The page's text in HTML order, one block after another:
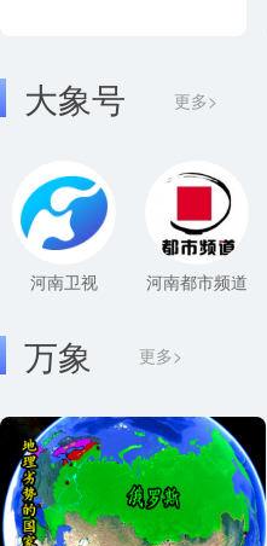
大象号 更多>
河南卫视 河南都市频道
更多>
万象